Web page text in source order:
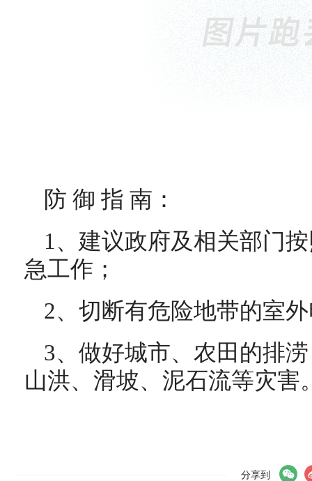
防 御 指 南：
1、建议政府及相关部门
急工作；
2、切断有危险地带的室
3、做好城市、农田的排
山洪、滑坡、泥石流等灾害
分享到